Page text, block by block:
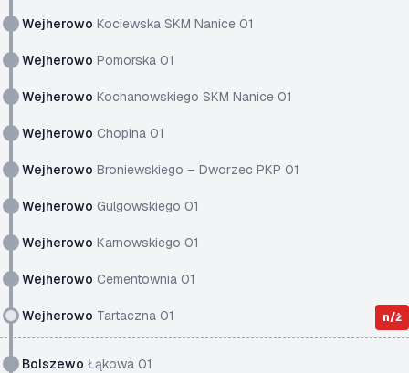
Wejherowo Kociewska SKM Nanice 01
Wejherowo Pomorska 01
Wejherowo Kochanowskiego SKM Nanice 01
Wejherowo Chopina 01
Wejherowo Broniewskiego – Dworzec PKP 01
Wejherowo Gulgowskiego 01
Wejherowo Karnowskiego 01
Wejherowo Cementownia 01
Wejherowo Tartaczna 01 n/ż
Bolszewo Łąkowa 01